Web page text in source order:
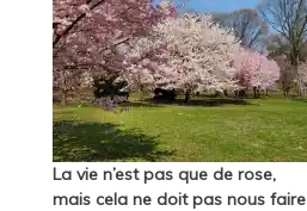
La vie n’est pas que de rose,
mais cela ne doit pas nous faire